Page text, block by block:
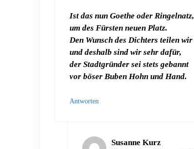
Ist das nun Goethe oder Ringelnatz,
um des Fürsten neuen Platz.
Den Wunsch des Dichters teilen wir
und deshalb sind wir sehr dafür,
der Stadtgründer sei stets gebannt
vor böser Buben Hohn und Hand.
Antworten
Susanne Kurz